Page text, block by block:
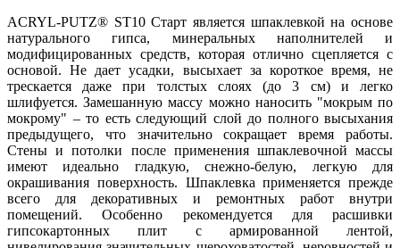
ACRYL-PUTZ® ST10 Старт является шпаклевкой на основе
натурального гипса, минеральных наполнителей и
модифицированных средств, которая отлично сцепляется с
основой. Не дает усадки, высыхает за короткое время, не
трескается даже при толстых слоях (до 3 см) и легко
шлифуется. Замешанную массу можно наносить "мокрым по
мокрому" – то есть следующий слой до полного высыхания
предыдущего, что значительно сокращает время работы.
Стены и потолки после применения шпаклевочной массы
имеют идеально гладкую, снежно-белую, легкую для
окрашивания поверхность. Шпаклевка применяется прежде
всего для декоративных и ремонтных работ внутри
помещений. Особенно рекомендуется для расшивки
гипсокартонных плит с армированной лентой,